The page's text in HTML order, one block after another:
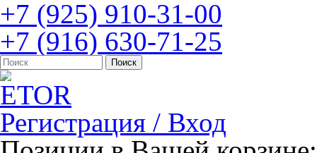
+7 (925) 910-31-00
+7 (916) 630-71-25
Регистрация / Вход